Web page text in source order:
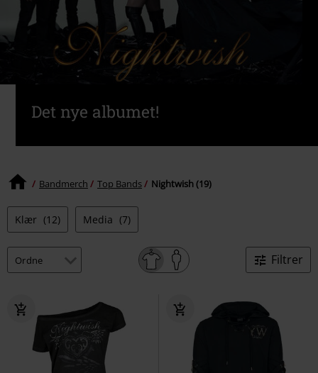
Det nye albumet!
Bandmerch Top Bands Nightwish (19)
Klær (12) Media (7)
Filtrer